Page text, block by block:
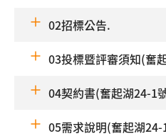
02招標公告.
03投標暨評審須知(奮
04契約書(奮起湖24-1
05需求說明(奮起湖